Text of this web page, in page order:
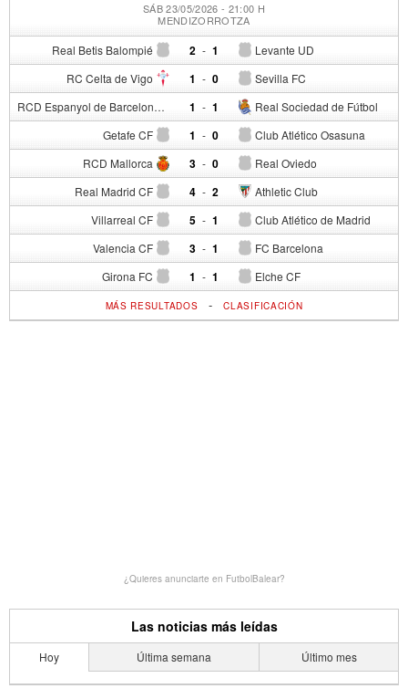
SÁB 23/05/2026 - 21:00 H
MENDIZORROTZA
Real Betis Balompié 2 - Levante UD
1
RC Celta de Vigo 1 - Sevilla FC
0
RCD Espanyol de Barcelona 1 - Real Sociedad de Fútbol
1
Getafe CF 1 - Club Atlético Osasuna
0
RCD Mallorca 3 - Real Oviedo
0
Real Madrid CF 4 - Athletic Club
2
Villarreal CF 5 - Club Atlético de Madrid
1
Valencia CF 3 - FC Barcelona
1
Girona FC 1 - Elche CF
1
MÁS RESULTADOS -CLASIFICACIÓN
¿Quieres anunciarte en FutbolBalear?
Las noticias más leídas
Hoy Última semana Último mes